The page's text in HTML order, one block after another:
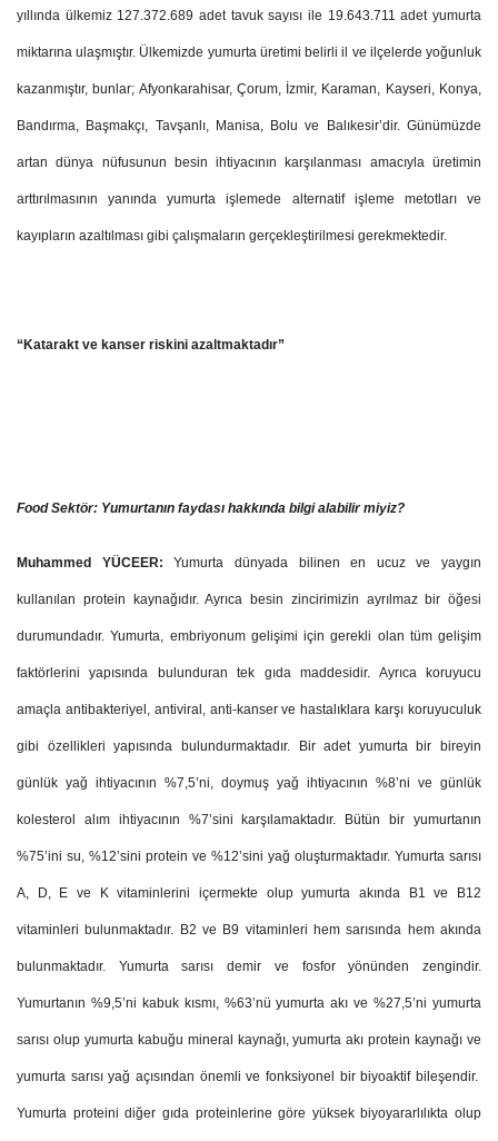
yıllında ülkemiz 127.372.689 adet tavuk sayısı ile 19.643.711 adet yumurta
miktarına ulaşmıştır. Ülkemizde yumurta üretimi belirli il ve ilçelerde yoğunluk
kazanmıştır, bunlar; Afyonkarahisar, Çorum, İzmir, Karaman, Kayseri, Konya,
Bandırma, Başmakçı, Tavşanlı, Manisa, Bolu ve Balıkesir’dir. Günümüzde
artan dünya nüfusunun besin ihtiyacının karşılanması amacıyla üretimin
arttırılmasının yanında yumurta işlemede alternatif işleme metotları ve
kayıpların azaltılması gibi çalışmaların gerçekleştirilmesi gerekmektedir.
“Katarakt ve kanser riskini azaltmaktadır”
Food Sektör: Yumurtanın faydası hakkında bilgi alabilir miyiz?
Muhammed YÜCEER:Yumurta dünyada bilinen en ucuz ve yaygın
kullanılan protein kaynağıdır. Ayrıca besin zincirimizin ayrılmaz bir öğesi
durumundadır. Yumurta, embriyonum gelişimi için gerekli olan tüm gelişim
faktörlerini yapısında bulunduran tek gıda maddesidir. Ayrıca koruyucu
amaçla antibakteriyel, antiviral, anti-kanser ve hastalıklara karşı koruyuculuk
gibi özellikleri yapısında bulundurmaktadır. Bir adet yumurta bir bireyin
günlük yağ ihtiyacının %7,5’ni, doymuş yağ ihtiyacının %8’ni ve günlük
kolesterol alım ihtiyacının %7’sini karşılamaktadır. Bütün bir yumurtanın
%75’ini su, %12’sini protein ve %12’sini yağ oluşturmaktadır. Yumurta sarısı
A, D, E ve K vitaminlerini içermekte olup yumurta akında B1 ve B12
vitaminleri bulunmaktadır. B2 ve B9 vitaminleri hem sarısında hem akında
bulunmaktadır. Yumurta sarısı demir ve fosfor yönünden zengindir.
Yumurtanın %9,5’ni kabuk kısmı, %63’nü yumurta akı ve %27,5’ni yumurta
sarısı olup yumurta kabuğu mineral kaynağı, yumurta akı protein kaynağı ve
yumurta sarısı yağ açısından önemli ve fonksiyonel bir biyoaktif bileşendir.
Yumurta proteini diğer gıda proteinlerine göre yüksek biyoyararlılıkta olup